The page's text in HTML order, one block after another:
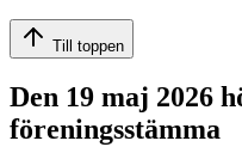
Till toppen
Den 19 maj 2026
föreningsstämma